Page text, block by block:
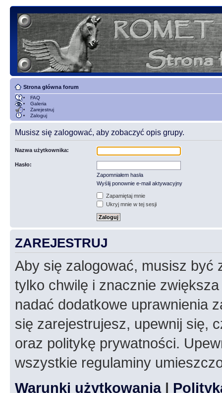
Strona główna forum
FAQ
Galeria
Zarejestruj
Zaloguj
Musisz się zalogować, aby zobaczyć opis grupy.
Nazwa użytkownika:
Hasło:
Zapomniałem hasła
Wyślij ponownie e-mail aktywacyjny
Zapamiętaj mnie
Ukryj mnie w tej sesji
ZAREJESTRUJ
Aby się zalogować, musisz być
tylko chwilę i znacznie
nadać dodatkowe uprawnienia
się zarejestrujesz, upewnij się,
oraz politykę prywatności.
wszystkie regulaminy
Warunki użytkowania|